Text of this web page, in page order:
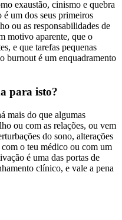
exaustão, cinismo e quebra
um dos seus primeiros
ou as responsabilidades de
motivo aparente, que o
e que tarefas pequenas
burnout é um enquadramento
para isto?
mais do que algumas
ou com as relações, ou vem
do sono, alterações
o teu médico ou com um
é uma das portas de
clínico, e vale a pena